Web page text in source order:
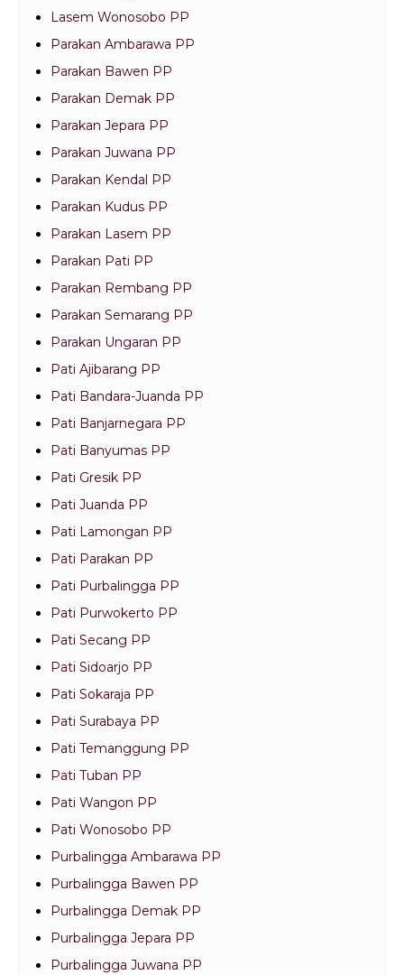
Lasem Wonosobo PP
Parakan Ambarawa PP
Parakan Bawen PP
Parakan Demak PP
Parakan Jepara PP
Parakan Juwana PP
Parakan Kendal PP
Parakan Kudus PP
Parakan Lasem PP
Parakan Pati PP
Parakan Rembang PP
Parakan Semarang PP
Parakan Ungaran PP
Pati Ajibarang PP
Pati Bandara-Juanda PP
Pati Banjarnegara PP
Pati Banyumas PP
Pati Gresik PP
Pati Juanda PP
Pati Lamongan PP
Pati Parakan PP
Pati Purbalingga PP
Pati Purwokerto PP
Pati Secang PP
Pati Sidoarjo PP
Pati Sokaraja PP
Pati Surabaya PP
Pati Temanggung PP
Pati Tuban PP
Pati Wangon PP
Pati Wonosobo PP
Purbalingga Ambarawa PP
Purbalingga Bawen PP
Purbalingga Demak PP
Purbalingga Jepara PP
Purbalingga Juwana PP